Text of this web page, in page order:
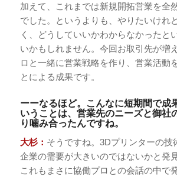
加えて、これまでは新規開拓営業を全
でした。というよりも、やりたいけれ
く、どうしていいかわからなかったと
いかもしれません。今回お取引先が増
ロと一緒に営業戦略を作り、営業活動
とによる成果です。
ーーなるほど。こんなに短期間で成
いうことは、営業先のニーズと御社
り噛み合ったんですね。
大杉： そうですね。3Dプリンターの技
企業の需要が大きいのではないかと発
これもまさに協働プロとの会話の中で